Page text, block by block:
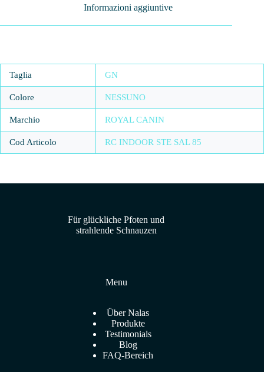
Informazioni aggiuntive
Taglia GN
Colore NESSUNO
Marchio ROYAL CANIN
Cod Articolo RC INDOOR STE SAL 85
Für glückliche Pfoten und
strahlende Schnauzen
Menu
Über Nalas
Produkte
Testimonials
Blog
FAQ-Bereich